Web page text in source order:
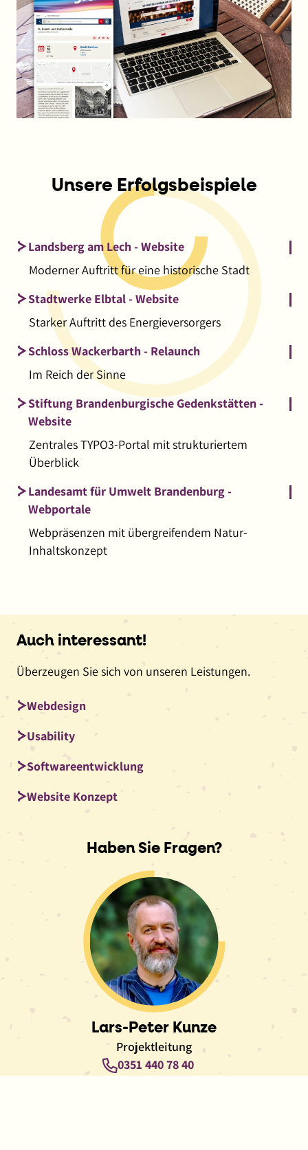
Unsere Erfolgsbeispiele
Landsberg am Lech - Website
Moderner Auftritt für eine historische Stadt
Stadtwerke Elbtal - Website
Starker Auftritt des Energieversorgers
Schloss Wackerbarth - Relaunch
Im Reich der Sinne
Stiftung Brandenburgische Gedenkstätten -
Website
Zentrales TYPO3-Portal mit strukturiertem
Überblick
Landesamt für Umwelt Brandenburg -
Webportale
Webpräsenzen mit übergreifendem Natur-
Inhaltskonzept
Auch interessant!
Überzeugen Sie sich von unseren Leistungen.
Webdesign
Usability
Softwareentwicklung
Website Konzept
Haben Sie Fragen?
Lars-Peter Kunze
Projektleitung
Telefon
0351 440 78 40